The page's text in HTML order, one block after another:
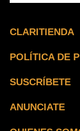
CLARITIENDA
POLÍTICA DE
SUSCRÍBETE
ANUNCIATE